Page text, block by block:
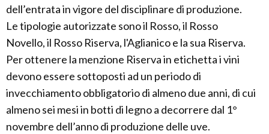
dell’entrata in vigore del disciplinare di produzione.
Le tipologie autorizzate sono il Rosso, il Rosso
Novello, il Rosso Riserva, l'Aglianico e la sua Riserva.
Per ottenere la menzione Riserva in etichetta i vini
devono essere sottoposti ad un periodo di
invecchiamento obbligatorio di almeno due anni, di cui
almeno sei mesi in botti di legno a decorrere dal 1°
novembre dell’anno di produzione delle uve.